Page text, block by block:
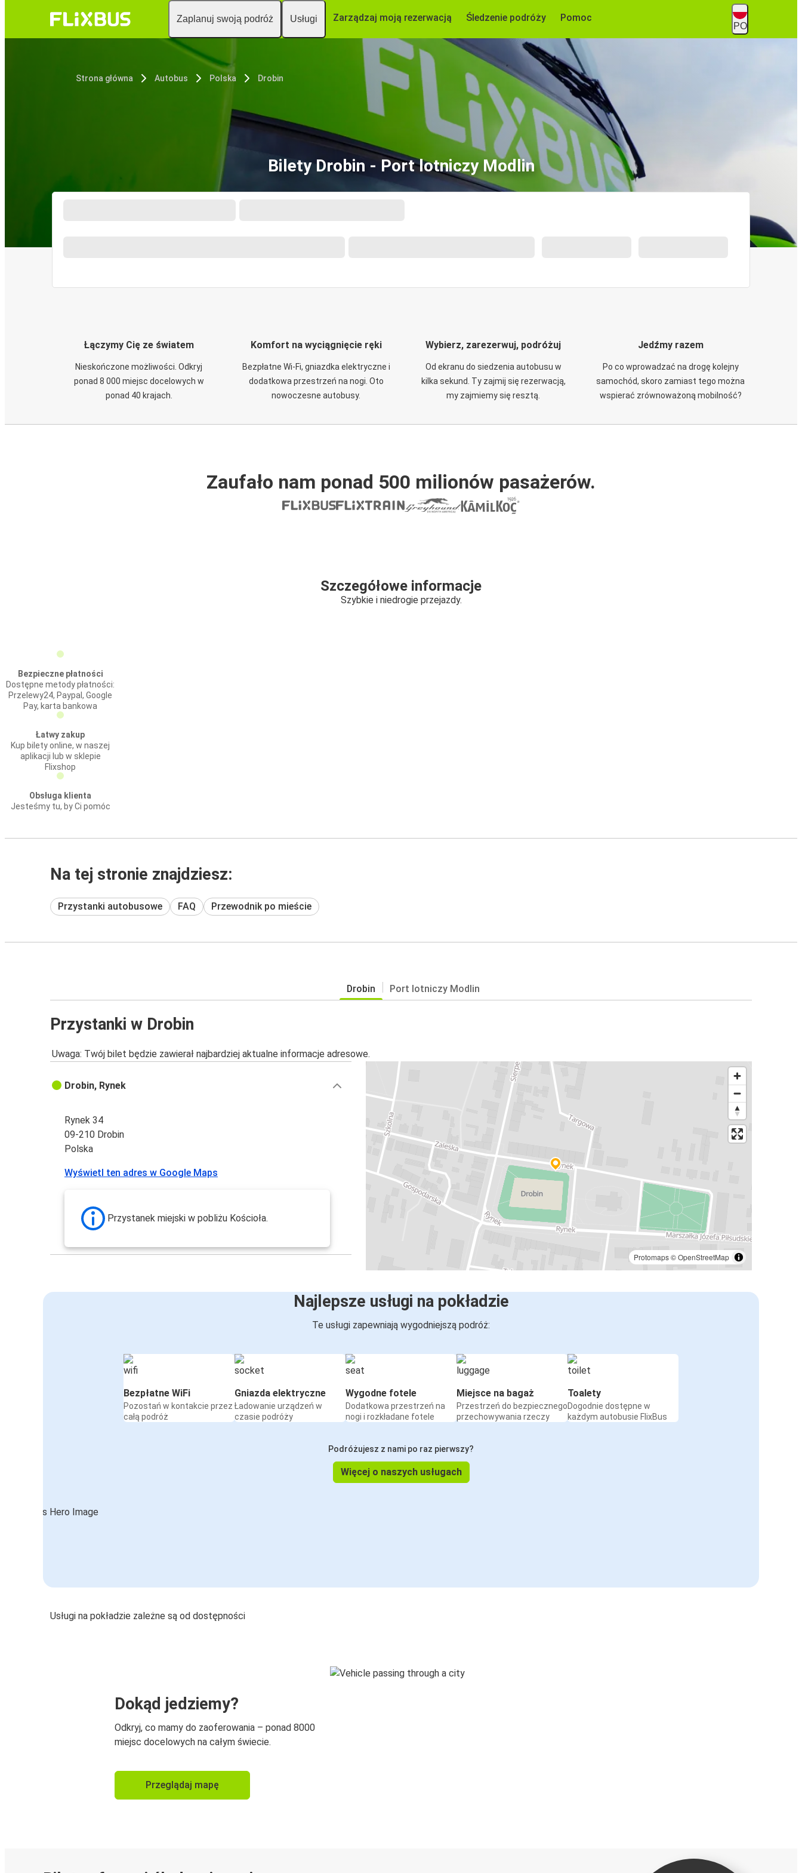
Zaplanuj swoją podróż Usługi Zarządzaj moją rezerwacją Śledzenie podróży Pomoc
PO
Strona główna Autobus Polska Drobin
Bilety Drobin - Port lotniczy Modlin
Łączymy Cię ze światem
Nieskończone możliwości. Odkryj
ponad 8 000 miejsc docelowych w
ponad 40 krajach.
Komfort na wyciągnięcie ręki
Bezpłatne Wi-Fi, gniazdka elektryczne i
dodatkowa przestrzeń na nogi. Oto
nowoczesne autobusy.
Wybierz, zarezerwuj, podróżuj
Od ekranu do siedzenia autobusu w
kilka sekund. Ty zajmij się rezerwacją,
my zajmiemy się resztą.
Jedźmy razem
Po co wprowadzać na drogę kolejny
samochód, skoro zamiast tego można
wspierać zrównoważoną mobilność?
Zaufało nam ponad 500 milionów pasażerów.
Szczegółowe informacje
Szybkie i niedrogie przejazdy.
Bezpieczne płatności
Dostępne metody płatności:
Przelewy24, Paypal, Google
Pay, karta bankowa
Łatwy zakup
Kup bilety online, w naszej
aplikacji lub w sklepie
Flixshop
Obsługa klienta
Jesteśmy tu, by Ci pomóc
Na tej stronie znajdziesz:
Przystanki autobusowe FAQ Przewodnik po mieście
Drobin Port lotniczy Modlin
Przystanki w Drobin
Uwaga: Twój bilet będzie zawierał najbardziej aktualne informacje adresowe.
Protomaps©OpenStreetMap
Drobin, Rynek
Rynek 34
09-210 Drobin
Polska
Wyświetl ten adres w Google Maps
Przystanek miejski w pobliżu Kościoła.
Najlepsze usługi na pokładzie
Te usługi zapewniają wygodniejszą podróż:
Bezpłatne WiFi
Pozostań w kontakcie przez
całą podróż
Gniazda elektryczne
Ładowanie urządzeń w
czasie podróży
Wygodne fotele
Dodatkowa przestrzeń na
nogi i rozkładane fotele
Miejsce na bagaż
Przestrzeń do bezpiecznego
przechowywania rzeczy
Toalety
Dogodnie dostępne w
każdym autobusie FlixBus
Podróżujesz z nami po raz pierwszy?
Więcej o naszych usługach
Usługi na pokładzie zależne są od dostępności
Dokąd jedziemy?
Odkryj, co mamy do zaoferowania – ponad 8000
miejsc docelowych na całym świecie.
Przeglądaj mapę